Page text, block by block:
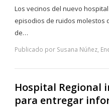
Los vecinos del nuevo
episodios de ruidos molestos
de…
Publicado por Susana Núñez,
Hospital Regional
para entregar